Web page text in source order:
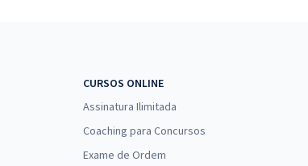
CURSOS ONLINE
Assinatura Ilimitada
Coaching para Concursos
Exame de Ordem